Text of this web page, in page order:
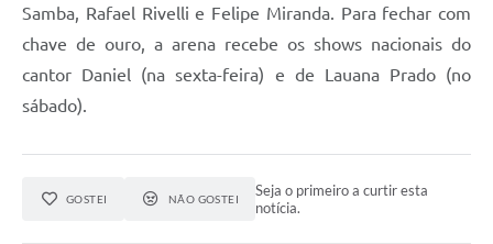
Samba, Rafael Rivelli e Felipe Miranda. Para fechar com
chave de ouro, a arena recebe os shows nacionais do
cantor Daniel (na sexta-feira) e de Lauana Prado (no
sábado).
GOSTEI NÃO GOSTEI
Seja o primeiro a curtir esta
notícia.